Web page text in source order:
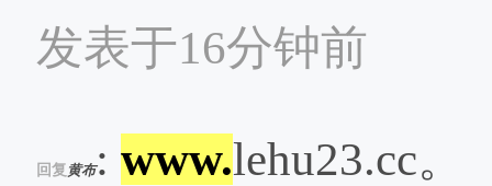
发表于16分钟前
回复 黄布: www.lehu23.cc。